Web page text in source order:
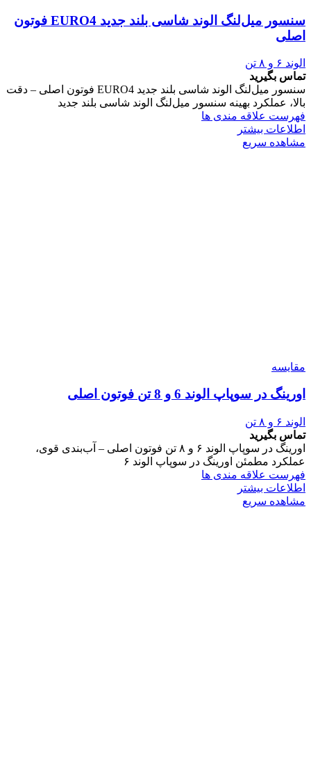
سنسور میل‌لنگ الوند شاسی بلند جدید EURO4 فوتون
اصلی
الوند ۶ و ۸ تن
تماس بگیرید
سنسور میل‌لنگ الوند شاسی بلند جدید EURO4 فوتون اصلی – دقت
بالا، عملکرد بهینه سنسور میل‌لنگ الوند شاسی بلند جدید
فهرست علاقه مندی ها
اطلاعات بیشتر
مشاهده سریع
مقایسه
اورینگ در سوپاپ الوند 6 و 8 تن فوتون اصلی
الوند ۶ و ۸ تن
تماس بگیرید
اورینگ در سوپاپ الوند ۶ و ۸ تن فوتون اصلی – آب‌بندی قوی،
عملکرد مطمئن اورینگ در سوپاپ الوند ۶
فهرست علاقه مندی ها
اطلاعات بیشتر
مشاهده سریع